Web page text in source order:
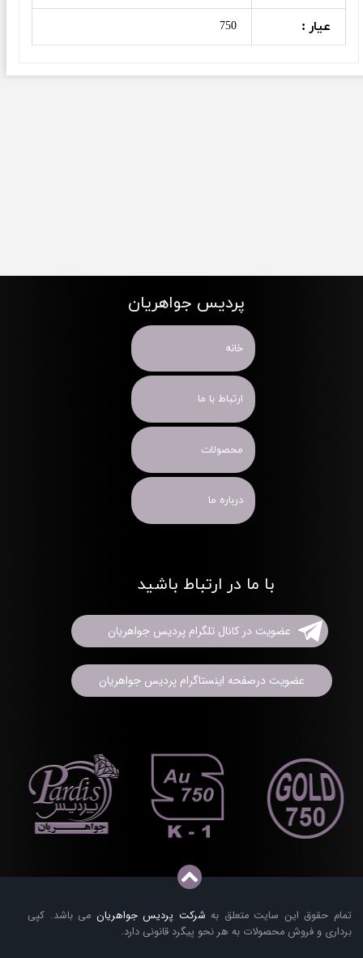
عیار : 750
تمام حقوق این سایت متعلق به شرکت پردیس جواهریان می باشد. کپی
برداری و فروش محصولات به هر نحو پیگرد قانونی دارد.
پردیس جواهریان
خانه
ارتباط با ما
محصولات
درباره ما
با ما در ارتباط باشید
عضویت در کانال تلگرام پردیس جواهریان
عضویت درصفحه اینستاگرام پردیس جواهریان